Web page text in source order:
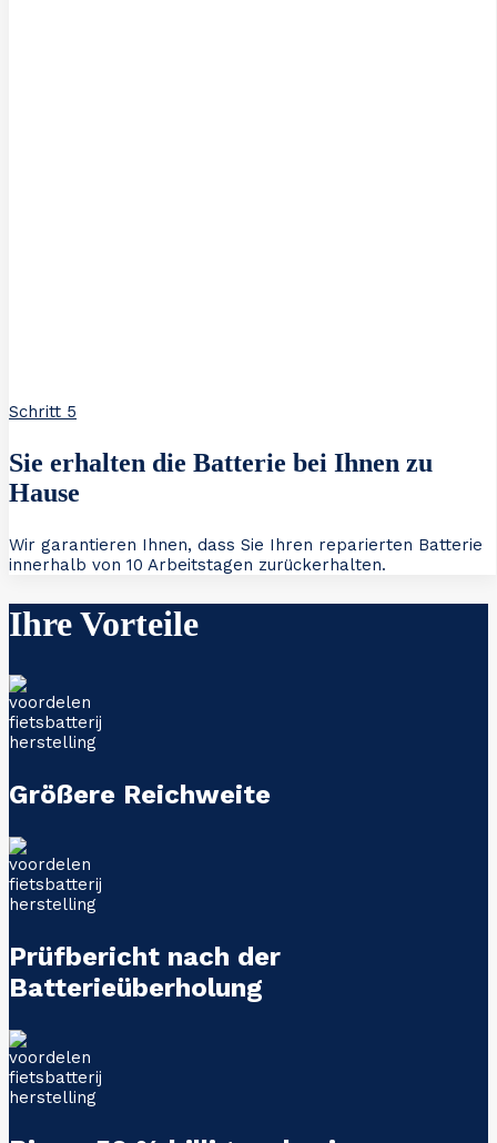
Schritt 5
Sie erhalten die Batterie bei Ihnen zu
Hause
Wir garantieren Ihnen, dass Sie Ihren reparierten Batterie
innerhalb von 10 Arbeitstagen zurückerhalten.
Ihre Vorteile
Größere Reichweite
Prüfbericht nach der
Batterieüberholung